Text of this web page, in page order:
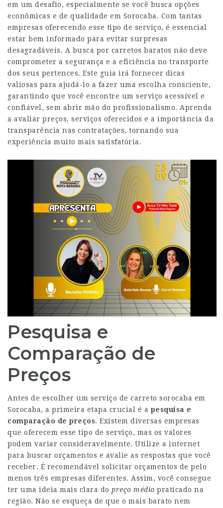
em um desafio, especialmente se você busca opções
econômicas e de qualidade em Sorocaba. Com tantas
empresas oferecendo esse tipo de serviço, é essencial
estar bem informado para evitar surpresas
desagradáveis. A busca por carretos baratos não deve
comprometer a segurança e a eficiência no transporte
dos seus pertences. Este guia irá fornecer dicas
valiosas para ajudá-lo a fazer uma escolha consciente,
garantindo que você encontre um serviço acessível e
confiável, sem abrir mão do profissionalismo. Aprenda
a avaliar preços, serviços oferecidos e a importância da
transparência nas contratações, tornando sua
experiência muito mais satisfatória.
Pesquisa e
Comparação de
Preços
Antes de escolher um serviço de carreto sorocaba em
Sorocaba, a primeira etapa crucial é a pesquisa e
comparação de preços. Existem diversas empresas
que oferecem esse tipo de serviço, mas os valores
podem variar consideravelmente. Utilize a internet
para buscar orçamentos e avalie as respostas que você
receber. É recomendável solicitar orçamentos de pelo
menos três empresas diferentes. Assim, você consegue
ter uma ideia mais clara do preço médio praticado na
região. Não se esqueça de que o mais barato nem